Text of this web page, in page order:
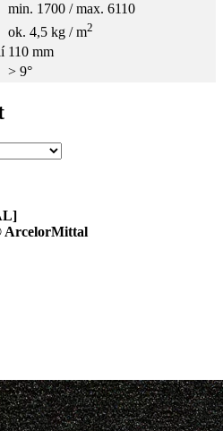
min. 1700 / max. 6110
ok. 4,5 kg / m2
110 mm
> 9°
ArcelorMittal